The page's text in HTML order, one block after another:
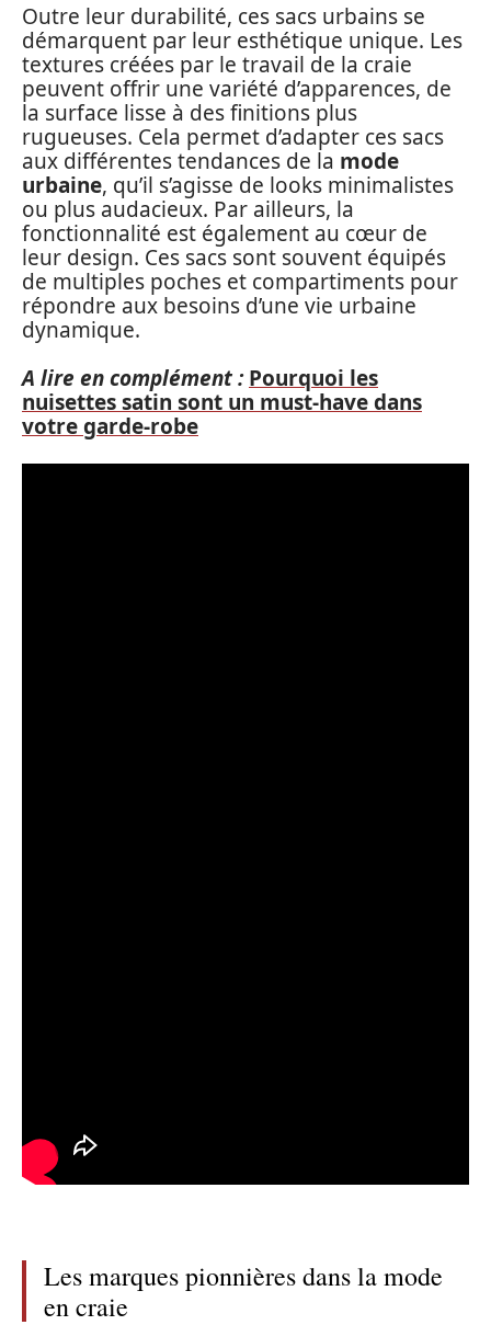
Outre leur durabilité, ces sacs urbains se
démarquent par leur esthétique unique. Les
textures créées par le travail de la craie
peuvent offrir une variété d’apparences, de
la surface lisse à des finitions plus
rugueuses. Cela permet d’adapter ces sacs
aux différentes tendances de la mode
urbaine, qu’il s’agisse de looks minimalistes
ou plus audacieux. Par ailleurs, la
fonctionnalité est également au cœur de
leur design. Ces sacs sont souvent équipés
de multiples poches et compartiments pour
répondre aux besoins d’une vie urbaine
dynamique.
A lire en complément : Pourquoi les
nuisettes satin sont un must-have dans
votre garde-robe
Les marques pionnières dans la mode
en craie